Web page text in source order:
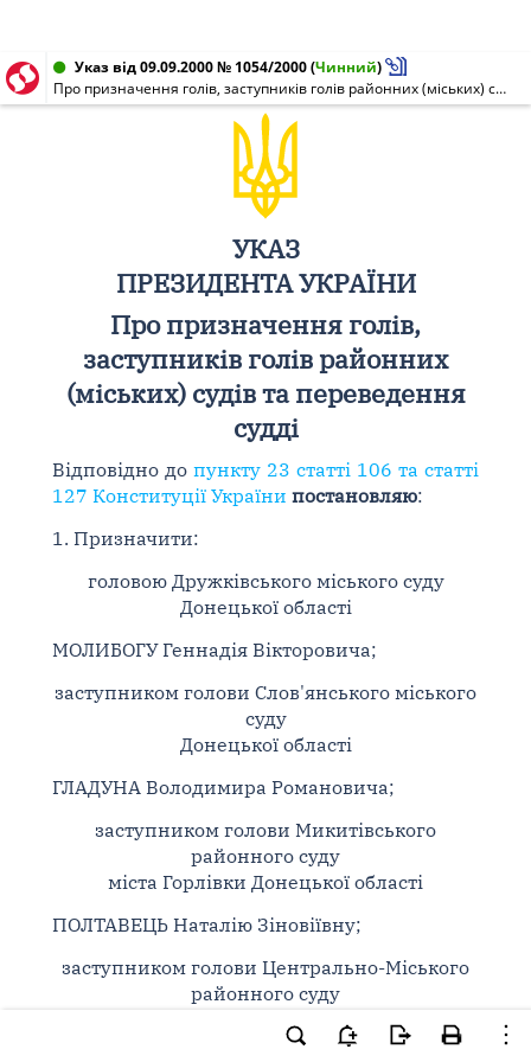
Указ від 09.09.2000 № 1054/2000(Чинний)
Про призначення голів, заступників голів районних (міських) судів та переведення судді
УКАЗ
ПРЕЗИДЕНТА УКРАЇНИ
Про призначення голів,
заступників голів районних
(міських) судів та переведення
судді
Відповідно до пункту 23 статті 106 та статті
127 Конституції України постановляю:
1. Призначити:
головою Дружківського міського суду
Донецької області
МОЛИБОГУ Геннадія Вікторовича;
заступником голови Слов'янського міського
суду
Донецької області
ГЛАДУНА Володимира Романовича;
заступником голови Микитівського
районного суду
міста Горлівки Донецької області
ПОЛТАВЕЦЬ Наталію Зіновіївну;
заступником голови Центрально-Міського
районного суду
міста Горлівки Донецької області